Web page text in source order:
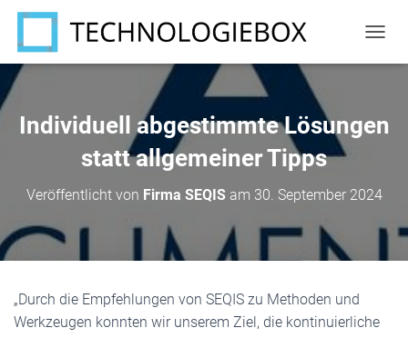
A
A
N
L
Individuell abgestimmte Lösungen
statt allgemeiner Tipps
Veröffentlicht von Firma SEQISam 30. September 2024
„Durch die Empfehlungen von SEQIS zu Methoden und
Werkzeugen konnten wir unserem Ziel, die kontinuierliche